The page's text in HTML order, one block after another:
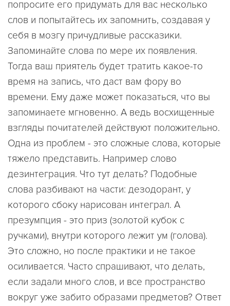
попросите его придумать для вас несколько
слов и попытайтесь их запомнить, создавая у
себя в мозгу причудливые рассказики.
Запоминайте слова по мере их появления.
Тогда ваш приятель будет тратить какое-то
время на запись, что даст вам фору во
времени. Ему даже может показаться, что вы
запоминаете мгновенно. А ведь восхищенные
взгляды почитателей действуют положительно.
Одна из проблем - это сложные слова, которые
тяжело представить. Например слово
дезинтеграция. Что тут делать? Подобные
слова разбивают на части: дезодорант, у
которого сбоку нарисован интеграл. А
презумпция - это приз (золотой кубок с
ручками), внутри которого лежит ум (голова).
Это сложно, но после практики и не такое
осиливается. Часто спрашивают, что делать,
если задали много слов, и все пространство
вокруг уже забито образами предметов? Ответ